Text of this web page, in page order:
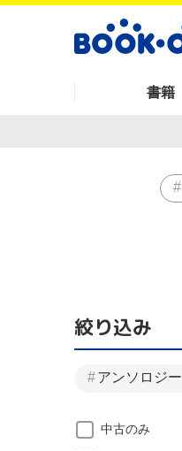
書籍
絞り込み
アンソロジー
中古のみ